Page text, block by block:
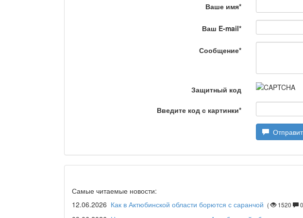
Я открываю мир / Бала дарын
Ваше имя*
Ваш E-mail*
Сообщение*
Защитный код
Введите код с картинки*
Самые читаемые новости:
12.06.2026 Как в Актюбинской области борются с саранчой ( 1520